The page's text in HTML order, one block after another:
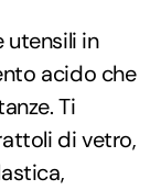
utensili in
acido che
Ti
di vetro,